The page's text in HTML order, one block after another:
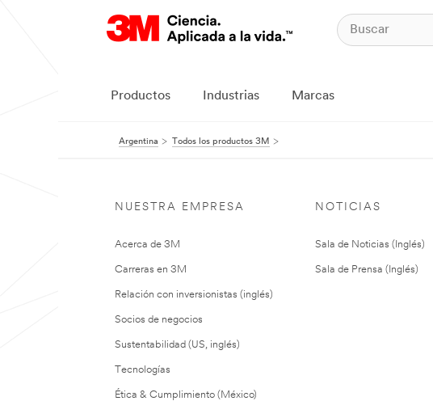
Productos Industrias Marcas
Argentina Todos los productos 3M
NUESTRA EMPRESA
Acerca de 3M
Carreras en 3M
Relación con inversionistas (inglés)
Socios de negocios
Sustentabilidad (US, inglés)
Tecnologías
Ética & Cumplimiento (México)
NOTICIAS
Sala de Noticias (Inglés)
Sala de Prensa (Inglés)